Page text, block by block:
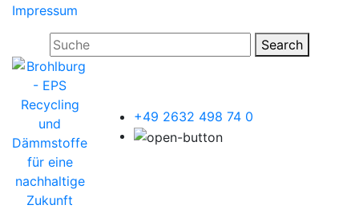
Impressum
Search
+49 2632 498 74 0